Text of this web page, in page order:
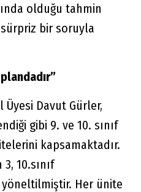
olduğu tahmin
bir soruyla
Üyesi Davut Gürler,
gibi 9. ve 10. sınıf
kapsamaktadır.
10.sınıf
yöneltilmiştir. Her ünite